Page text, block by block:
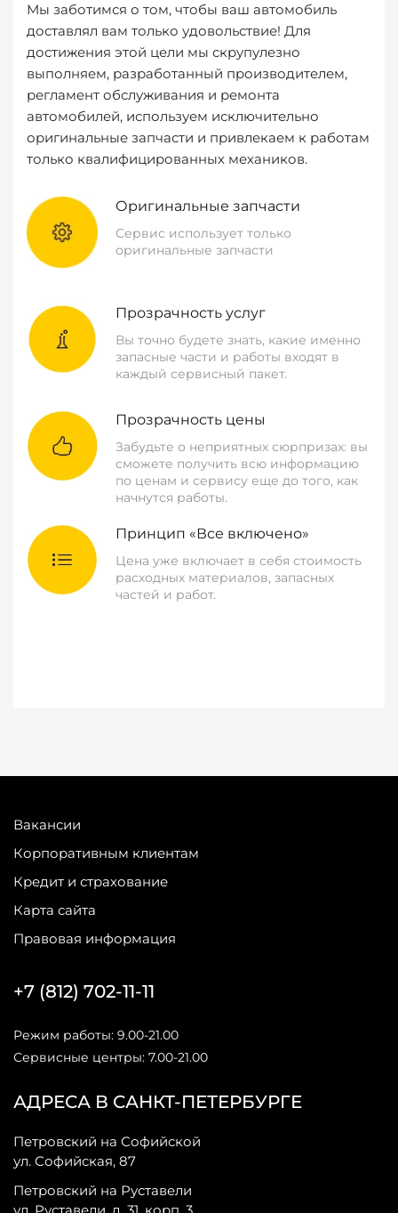
Мы заботимся о том, чтобы ваш автомобиль
доставлял вам только удовольствие! Для
достижения этой цели мы скрупулезно
выполняем, разработанный производителем,
регламент обслуживания и ремонта
автомобилей, используем исключительно
оригинальные запчасти и привлекаем к работам
только квалифицированных механиков.
Оригинальные запчасти
Сервис использует только
оригинальные запчасти
Прозрачность услуг
Вы точно будете знать, какие именно
запасные части и работы входят в
каждый сервисный пакет.
Прозрачность цены
Забудьте о неприятных сюрпризах: вы
сможете получить всю информацию
по ценам и сервису еще до того, как
начнутся работы.
Принцип «Все включено»
Цена уже включает в себя стоимость
расходных материалов, запасных
частей и работ.
Вакансии
Корпоративным клиентам
Кредит и страхование
Карта сайта
Правовая информация
АДРЕСА В САНКТ-ПЕТЕРБУРГЕ
Петровский на Софийской
ул. Софийская, 87
Петровский на Руставели
+7 (812) 702-11-11
Режим работы: 9.00-21.00
Сервисные центры: 7.00-21.00